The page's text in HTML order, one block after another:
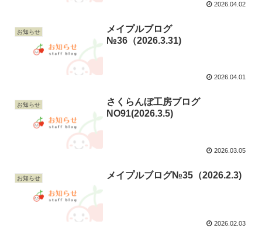
2026.04.02
お知らせ
メイプルブログ
№36（2026.3.31)
2026.04.01
お知らせ
さくらんぼ工房ブログ
NO91(2026.3.5)
2026.03.05
お知らせ メイプルブログ№35（2026.2.3)
2026.02.03